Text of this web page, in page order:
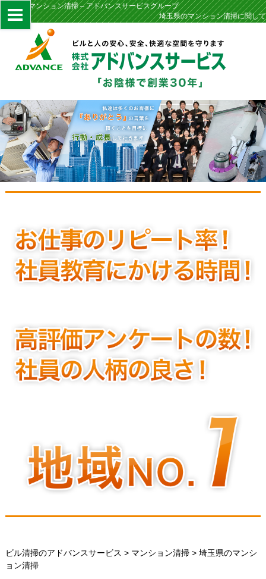
埼玉県のマンション清掃 – アドバンスサービスグループ
埼玉県のマンション清掃に関して
ビル清掃のアドバンスサービス > マンション清掃> 埼玉県のマンシ
ョン清掃